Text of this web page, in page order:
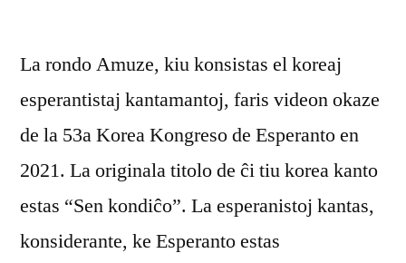
La rondo Amuze, kiu konsistas el koreaj
esperantistaj kantamantoj, faris videon okaze
de la 53a Korea Kongreso de Esperanto en
2021. La originala titolo de ĉi tiu korea kanto
estas “Sen kondiĉo”. La esperanistoj kantas,
konsiderante, ke Esperanto estas